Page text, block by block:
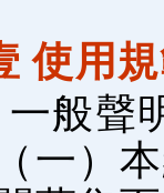
使用
般聲
（一）